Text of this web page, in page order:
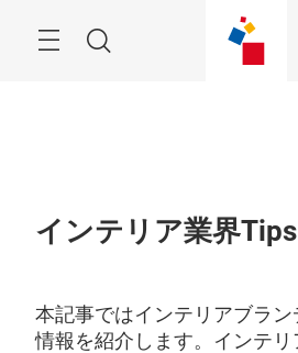
Search
インテリア業界
本記事ではインテリアブラ
情報を紹介します。インテ